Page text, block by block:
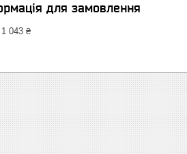
для замовлення
1 043 ₴